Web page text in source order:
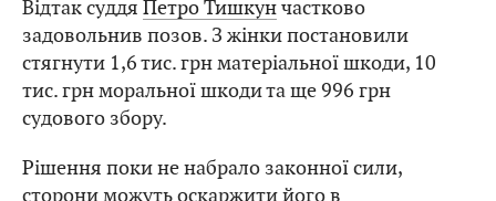
Відтак суддя Петро Тишкунчастково
задовольнив позов. З жінки постановили
стягнути 1,6 тис. грн матеріальної шкоди, 10
тис. грн моральної шкоди та ще 996 грн
судового збору.
Рішення поки не набрало законної сили,
сторони можуть оскаржити його в